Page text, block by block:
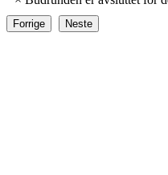
Forrige Neste